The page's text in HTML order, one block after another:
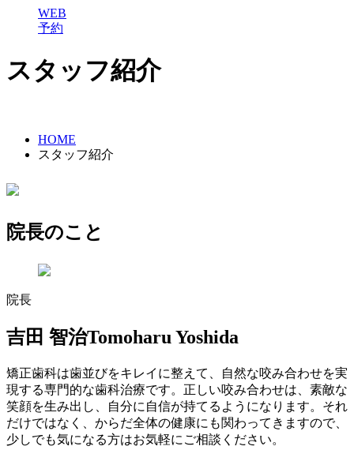
WEB
予約
スタッフ紹介
HOME
スタッフ紹介
院長のこと
院長
吉田 智治Tomoharu Yoshida
矯正歯科は歯並びをキレイに整えて、自然な咬み合わせを実
現する専門的な歯科治療です。正しい咬み合わせは、素敵な
笑顔を生み出し、自分に自信が持てるようになります。それ
だけではなく、からだ全体の健康にも関わってきますので、
少しでも気になる方はお気軽にご相談ください。